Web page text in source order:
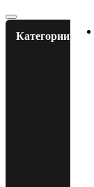
Категории